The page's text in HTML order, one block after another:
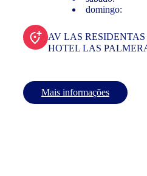
domingo:
AV LAS
HOTEL LAS
Mais informações